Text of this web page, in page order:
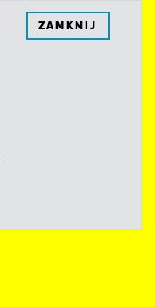
ZAMKNIJ